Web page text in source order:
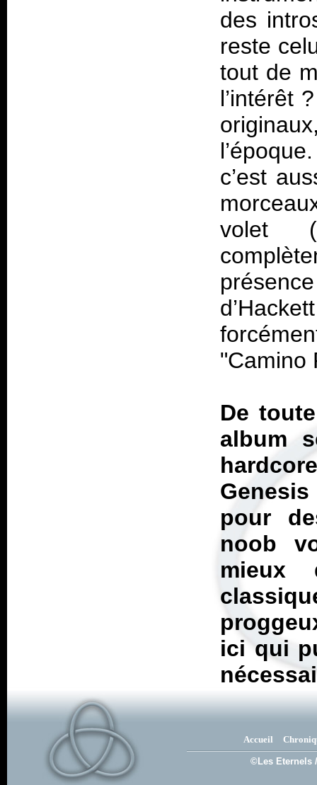
des
reste
tout de
l’intérêt
c’est
volet
"Camino
De
album
pour
noob
mieux
ici qui
Accueil
©Les Eternels